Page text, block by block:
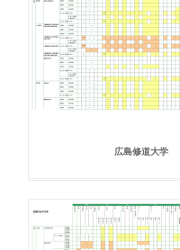
広島修道大学